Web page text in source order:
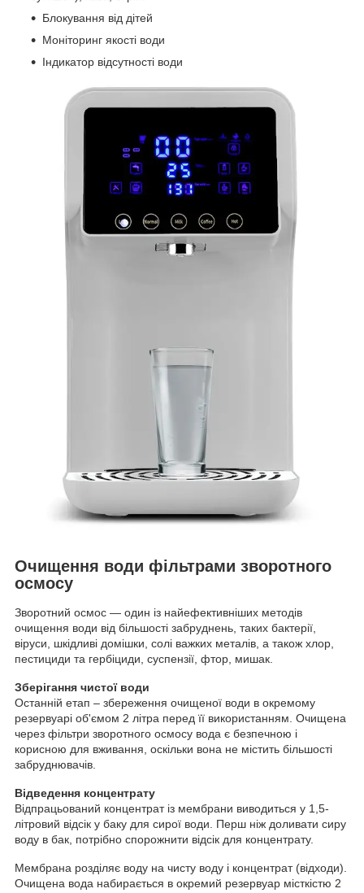
Блокування від дітей
Моніторинг якості води
Індикатор відсутності води
Очищення води фільтрами зворотного
осмосу
Зворотний осмос — один із найефективніших методів
очищення води від більшості забруднень, таких бактерії,
віруси, шкідливі домішки, солі важких металів, а також хлор,
пестициди та гербіциди, суспензії, фтор, мишак.
Мембрана розділяє воду на чисту воду і концентрат (відходи).
Очищена вода набирається в окремий резервуар місткістю 2
Відведення концентрату
Відпрацьований концентрат із мембрани виводиться у 1,5-
літровий відсік у баку для сирої води. Перш ніж доливати сиру
воду в бак, потрібно спорожнити відсік для концентрату.
Зберігання чистої води
Останній етап – збереження очищеної води в окремому
резервуарі об'ємом 2 літра перед її використанням. Очищена
через фільтри зворотного осмосу вода є безпечною і
корисною для вживання, оскільки вона не містить більшості
забруднювачів.